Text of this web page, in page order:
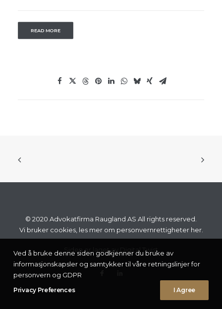
READ MORE
© 2020 Advokatfirma Raugland AS All rights reserved.
Vi bruker cookies, les mer om personvernrettigheter her.
Siden er laget av Digital Twist
Ved å bruke denne siden godkjenner du bruke av
informasjonskapsler og samtykker til våre retningslinjer for
personvern og GDPR
Privacy Preferences I Agree